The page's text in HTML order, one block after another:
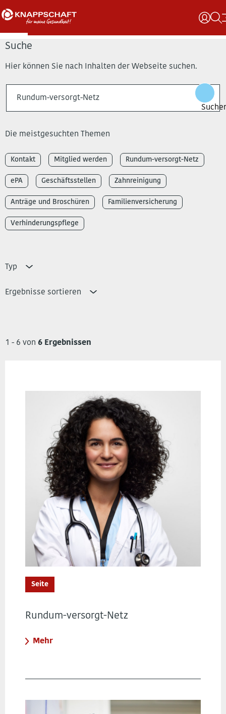
Suche
Hier können Sie nach Inhalten der Webseite suchen.
Die meistgesuchten Themen
Kontakt Mitglied werden Rundum-versorgt-Netz
ePA Geschäftsstellen Zahnreinigung
Anträge und Broschüren Familienversicherung
Verhinderungspflege
Typ
Ergebnisse sortieren
1 - 6 von 6 Ergebnissen
Seite
Rundum-versorgt-Netz
Mehr